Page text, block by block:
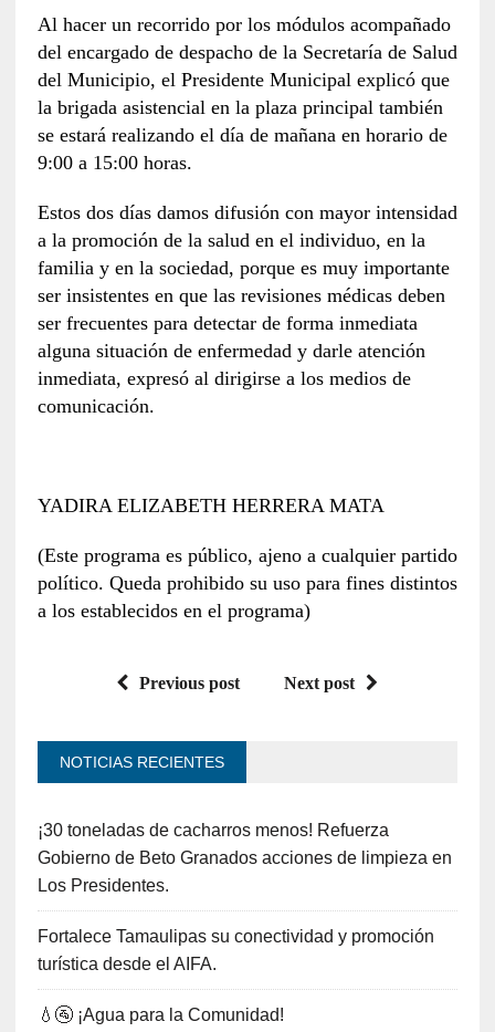
Al hacer un recorrido por los módulos acompañado
del encargado de despacho de la Secretaría de Salud
del Municipio, el Presidente Municipal explicó que
la brigada asistencial en la plaza principal también
se estará realizando el día de mañana en horario de
9:00 a 15:00 horas.
Estos dos días damos difusión con mayor intensidad
a la promoción de la salud en el individuo, en la
familia y en la sociedad, porque es muy importante
ser insistentes en que las revisiones médicas deben
ser frecuentes para detectar de forma inmediata
alguna situación de enfermedad y darle atención
inmediata, expresó al dirigirse a los medios de
comunicación.
YADIRA ELIZABETH HERRERA MATA
(Este programa es público, ajeno a cualquier partido
político. Queda prohibido su uso para fines distintos
a los establecidos en el programa)
Previous post Next post
NOTICIAS RECIENTES
¡30 toneladas de cacharros menos! Refuerza
Gobierno de Beto Granados acciones de limpieza en
Los Presidentes.
Fortalece Tamaulipas su conectividad y promoción
turística desde el AIFA.
💧🚰 ¡Agua para la Comunidad!